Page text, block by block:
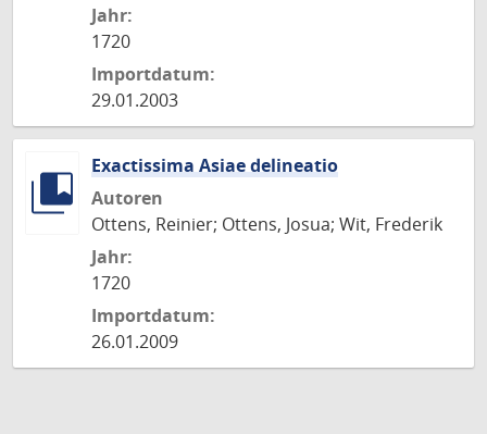
Jahr:
1720
Importdatum:
29.01.2003
Exactissima Asiae delineatio
Autoren
Ottens, Reinier; Ottens, Josua; Wit, Frederik
Jahr:
1720
Importdatum:
26.01.2009